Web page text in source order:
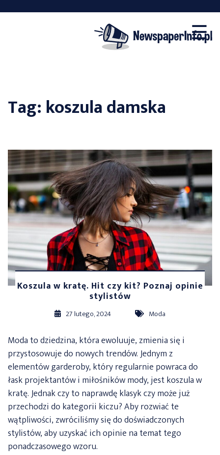
☰
×
Tag: koszula damska
Koszula w kratę. Hit czy kit? Poznaj opinie
stylistów
27 lutego, 2024 Moda
Moda to dziedzina, która ewoluuje, zmienia się i
przystosowuje do nowych trendów. Jednym z
elementów garderoby, który regularnie powraca do
łask projektantów i miłośników mody, jest koszula w
kratę. Jednak czy to naprawdę klasyk czy może już
przechodzi do kategorii kiczu? Aby rozwiać te
wątpliwości, zwróciliśmy się do doświadczonych
stylistów, aby uzyskać ich opinie na temat tego
ponadczasowego wzoru.